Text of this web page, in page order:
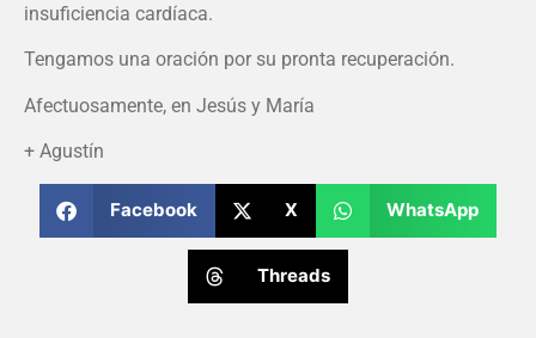
insuficiencia cardíaca.
Tengamos una oración por su pronta recuperación.
Afectuosamente, en Jesús y María
+ Agustín
Facebook X WhatsApp
Threads